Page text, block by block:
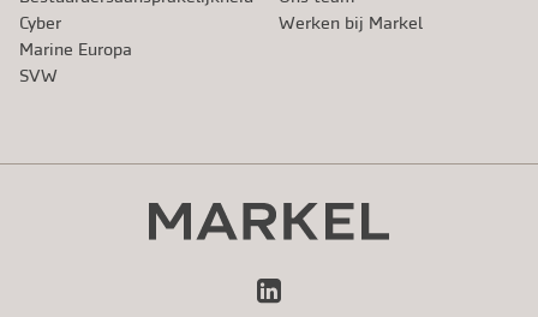
Cyber
Marine Europa
SVW
Werken bij Markel
LinkedIn